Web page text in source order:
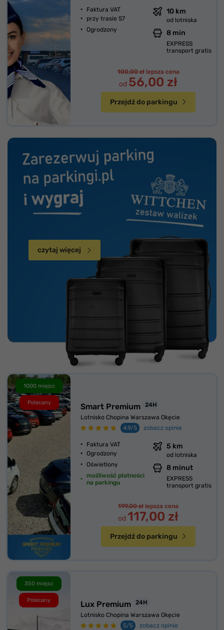
Faktura VAT
przy trasie S7
Ogrodzony
10 km
od lotniska
8 min
EXPRESS
transport gratis
100,00 zł lepsza cena
od 56,00 zł
Przejdź do parkingu
czytaj więcej
1000 miejsc
Polecany Smart Premium
24H
Lotnisko Chopina Warszawa Okęcie
4.9/5
zobacz opinie
Faktura VAT
Ogrodzony
Oświetlony
możliwość płatności
na parkingu
5 km
od lotniska
8 minut
EXPRESS
transport gratis
199,00 zł lepsza cena
od 117,00 zł
Przejdź do parkingu
350 miejsc
Polecany Lux Premium
24H
Lotnisko Chopina Warszawa Okęcie
5/5
zobacz opinie